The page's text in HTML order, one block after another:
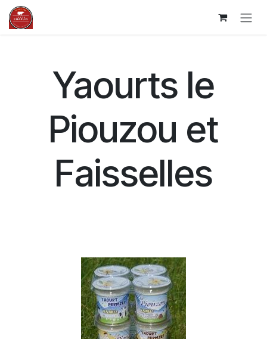
Skip to Content
Yaourts le
Piouzou et
Faisselles